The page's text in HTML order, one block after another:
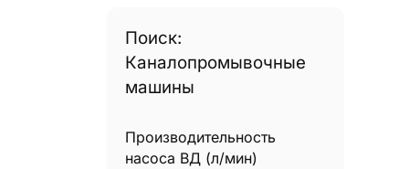
Эвакуаторы
Фронтальные погрузчики
Гудронаторы 0
Поиск:
Каналопромывочные
машины
Производительность
насоса ВД (л/мин)